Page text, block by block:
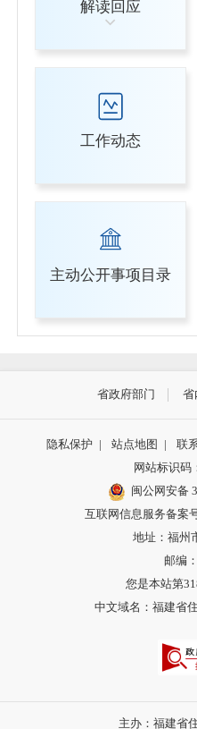
解读回应
工作动态
主动公开事项目录
省政府部门 省
隐私保护 | 站点地图 | 联
网站标识码
闽公网安备
互联网信息服务备案
地址：福州
邮编
您是本站第
中文域名：福建省
主办：福建省